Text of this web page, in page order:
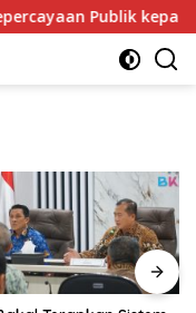
Publik kepada BPK